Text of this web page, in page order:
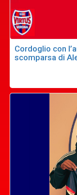
Cordoglio con
scomparsa di